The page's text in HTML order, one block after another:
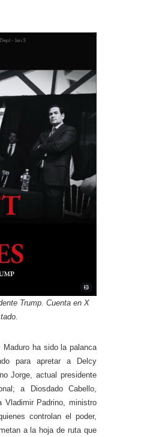
Trump. Cuenta en X
ha sido la palanca
para apretar a Delcy
Jorge, actual presidente
a Diosdado Cabello,
Vladimir Padrino, ministro
controlan el poder,
a la hoja de ruta que